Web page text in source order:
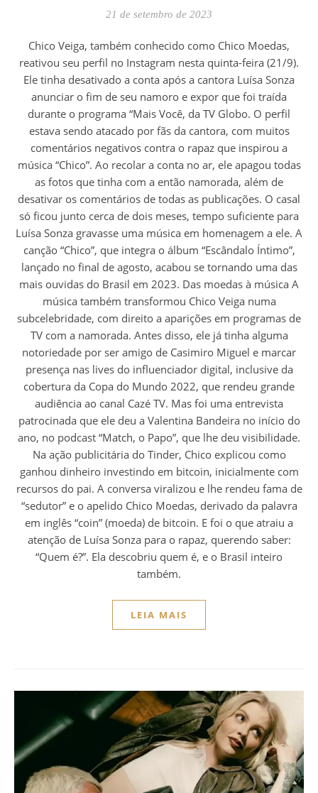
21 de setembro de 2023
Chico Veiga, também conhecido como Chico Moedas,
reativou seu perfil no Instagram nesta quinta-feira (21/9).
Ele tinha desativado a conta após a cantora Luísa Sonza
anunciar o fim de seu namoro e expor que foi traída
durante o programa “Mais Você, da TV Globo. O perfil
estava sendo atacado por fãs da cantora, com muitos
comentários negativos contra o rapaz que inspirou a
música “Chico”. Ao recolar a conta no ar, ele apagou todas
as fotos que tinha com a então namorada, além de
desativar os comentários de todas as publicações. O casal
só ficou junto cerca de dois meses, tempo suficiente para
Luísa Sonza gravasse uma música em homenagem a ele. A
canção “Chico”, que integra o álbum “Escândalo Íntimo”,
lançado no final de agosto, acabou se tornando uma das
mais ouvidas do Brasil em 2023. Das moedas à música A
música também transformou Chico Veiga numa
subcelebridade, com direito a aparições em programas de
TV com a namorada. Antes disso, ele já tinha alguma
notoriedade por ser amigo de Casimiro Miguel e marcar
presença nas lives do influenciador digital, inclusive da
cobertura da Copa do Mundo 2022, que rendeu grande
audiência ao canal Cazé TV. Mas foi uma entrevista
patrocinada que ele deu a Valentina Bandeira no início do
ano, no podcast “Match, o Papo”, que lhe deu visibilidade.
Na ação publicitária do Tinder, Chico explicou como
ganhou dinheiro investindo em bitcoin, inicialmente com
recursos do pai. A conversa viralizou e lhe rendeu fama de
“sedutor” e o apelido Chico Moedas, derivado da palavra
em inglês “coin” (moeda) de bitcoin. E foi o que atraiu a
atenção de Luísa Sonza para o rapaz, querendo saber:
“Quem é?”. Ela descobriu quem é, e o Brasil inteiro
também.
LEIA MAIS